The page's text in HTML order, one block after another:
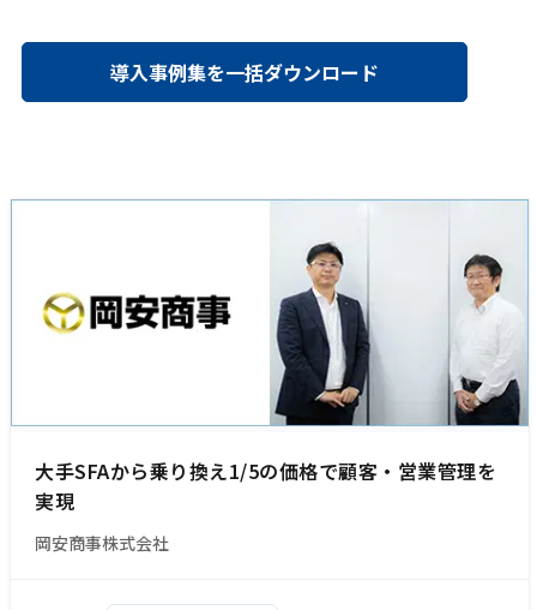
導入事例集を一括ダウンロード
大手SFAから乗り換え1/5の価格で顧客・営業管理を
実現
岡安商事株式会社